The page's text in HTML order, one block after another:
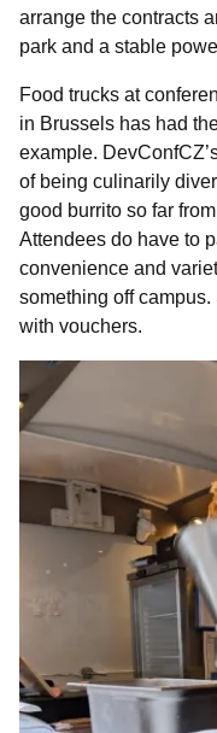
arrange the contracts
park and a stable
Food trucks at
in Brussels has had
example.
of being culinarily
good burrito so far
Attendees do have to
convenience and
something off campus.
with vouchers.